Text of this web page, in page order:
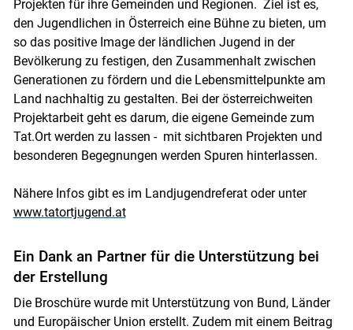
Projekten für ihre Gemeinden und Regionen. Ziel ist es,
den Jugendlichen in Österreich eine Bühne zu bieten, um
so das positive Image der ländlichen Jugend in der
Bevölkerung zu festigen, den Zusammenhalt zwischen
Generationen zu fördern und die Lebensmittelpunkte am
Land nachhaltig zu gestalten. Bei der österreichweiten
Projektarbeit geht es darum, die eigene Gemeinde zum
Tat.Ort werden zu lassen - mit sichtbaren Projekten und
besonderen Begegnungen werden Spuren hinterlassen.
Nähere Infos gibt es im Landjugendreferat oder unter
www.tatortjugend.at
Ein Dank an Partner für die Unterstützung bei
der Erstellung
Die Broschüre wurde mit Unterstützung von Bund, Länder
und Europäischer Union erstellt. Zudem mit einem Beitrag